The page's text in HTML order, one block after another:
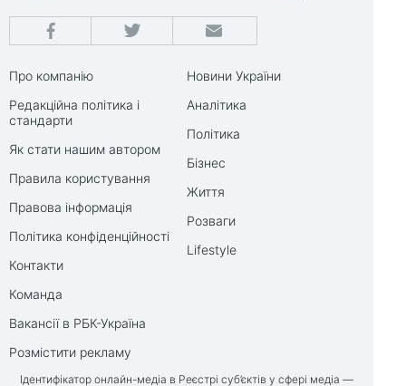
Про компанію
Редакційна політика і
стандарти
Як стати нашим автором
Правила користування
Правова інформація
Політика конфіденційності
Контакти
Команда
Вакансії в РБК-Україна
Розмістити рекламу
Новини України
Аналітика
Політика
Бізнес
Життя
Розваги
Lifestyle
Ідентифікатор онлайн-медіа в Реєстрі суб’єктів у сфері медіа —